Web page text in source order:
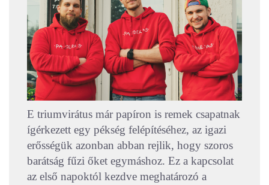
E triumvirátus már papíron is remek csapatnak
ígérkezett egy pékség felépítéséhez, az igazi
erősségük azonban abban rejlik, hogy szoros
barátság fűzi őket egymáshoz. Ez a kapcsolat
az első napoktól kezdve meghatározó a